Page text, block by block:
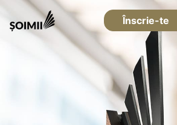
Înscrie-te